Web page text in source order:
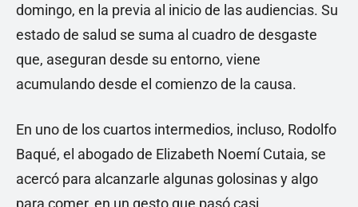
domingo, en la previa al inicio de las audiencias. Su
estado de salud se suma al cuadro de desgaste
que, aseguran desde su entorno, viene
acumulando desde el comienzo de la causa.
En uno de los cuartos intermedios, incluso, Rodolfo
Baqué, el abogado de Elizabeth Noemí Cutaia, se
acercó para alcanzarle algunas golosinas y algo
para comer, en un gesto que pasó casi